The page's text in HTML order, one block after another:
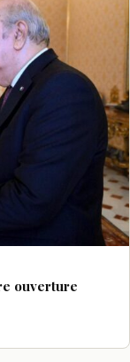
ouverture